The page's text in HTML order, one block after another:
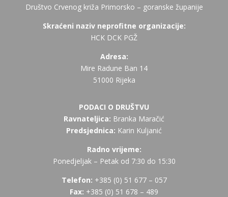
Društvo Crvenog križa Primorsko – goranske županije
Skraćeni naziv neprofitne organizacije:
HCK DCK PGŽ
Adresa:
Mire Radune Ban 14
51000 Rijeka
PODACI O DRUŠTVU
Ravnateljica: Branka Maračić
Predsjednica: Karin Kuljanić
Radno vrijeme:
Ponedjeljak – Petak od 7:30 do 15:30
Telefon: +385 (0) 51 677 – 057
Fax: +385 (0) 51 678 – 489